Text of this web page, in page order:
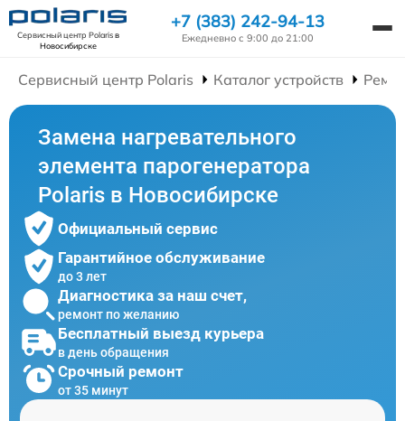
Сервисный центр Polarisв
Новосибирске
+7 (383) 242-94-13
Ежедневно с 9:00 до 21:00
Сервисный центр Polaris Каталог устройств
Замена нагревательного
элемента парогенератора
Polaris в Новосибирске
Официальный сервис
Гарантийное обслуживание
до 3 лет
Диагностика за наш счет,
ремонт по желанию
Бесплатный выезд курьера
в день обращения
Срочный ремонт
от 35 минут